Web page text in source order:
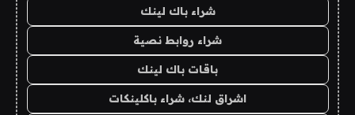
شراء باك لينك
شراء روابط نصية
باقات باك لينك
اشراق لنك، شراء باكلينكات